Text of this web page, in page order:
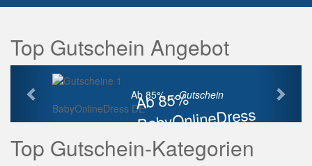
Top Gutschein Angebot
Ab 85%
BabyOnlineDress
Rabatt
Ab 85% ...Gutschein
BabyOnlineDress DE
Vorherige
Top Gutschein-Kategorien